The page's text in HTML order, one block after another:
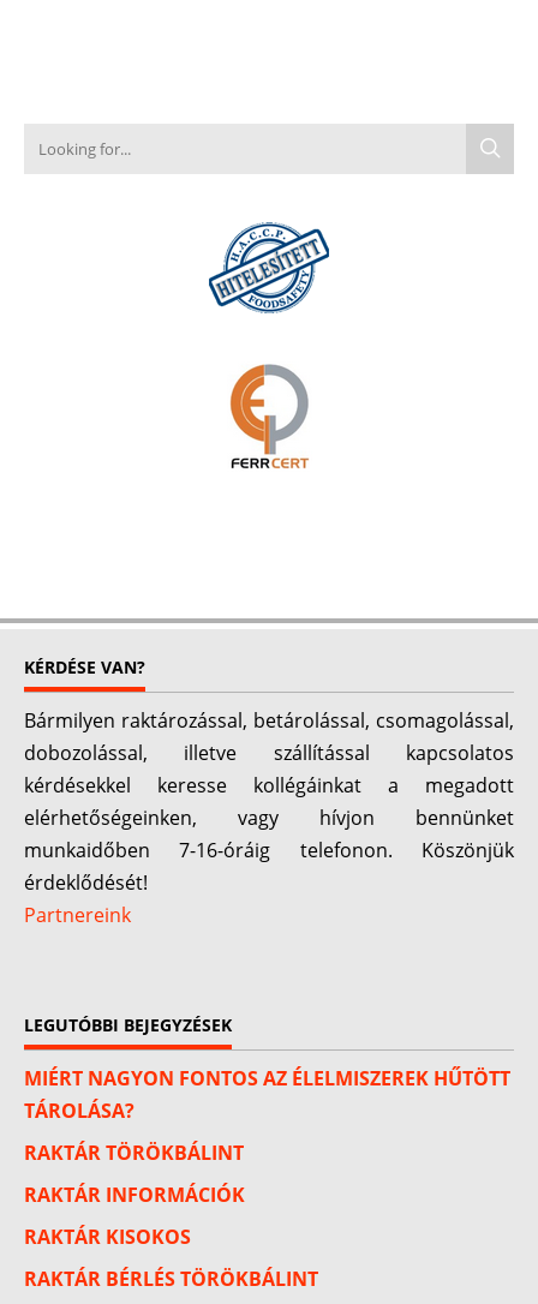
KÉRDÉSE VAN?
Bármilyen raktározással, betárolással, csomagolással,
dobozolással, illetve szállítással kapcsolatos
kérdésekkel keresse kollégáinkat a megadott
elérhetőségeinken, vagy hívjon bennünket
munkaidőben 7-16-óráig telefonon. Köszönjük
érdeklődését!
Partnereink
LEGUTÓBBI BEJEGYZÉSEK
MIÉRT NAGYON FONTOS AZ ÉLELMISZEREK HŰTÖTT
TÁROLÁSA?
RAKTÁR TÖRÖKBÁLINT
RAKTÁR INFORMÁCIÓK
RAKTÁR KISOKOS
RAKTÁR BÉRLÉS TÖRÖKBÁLINT